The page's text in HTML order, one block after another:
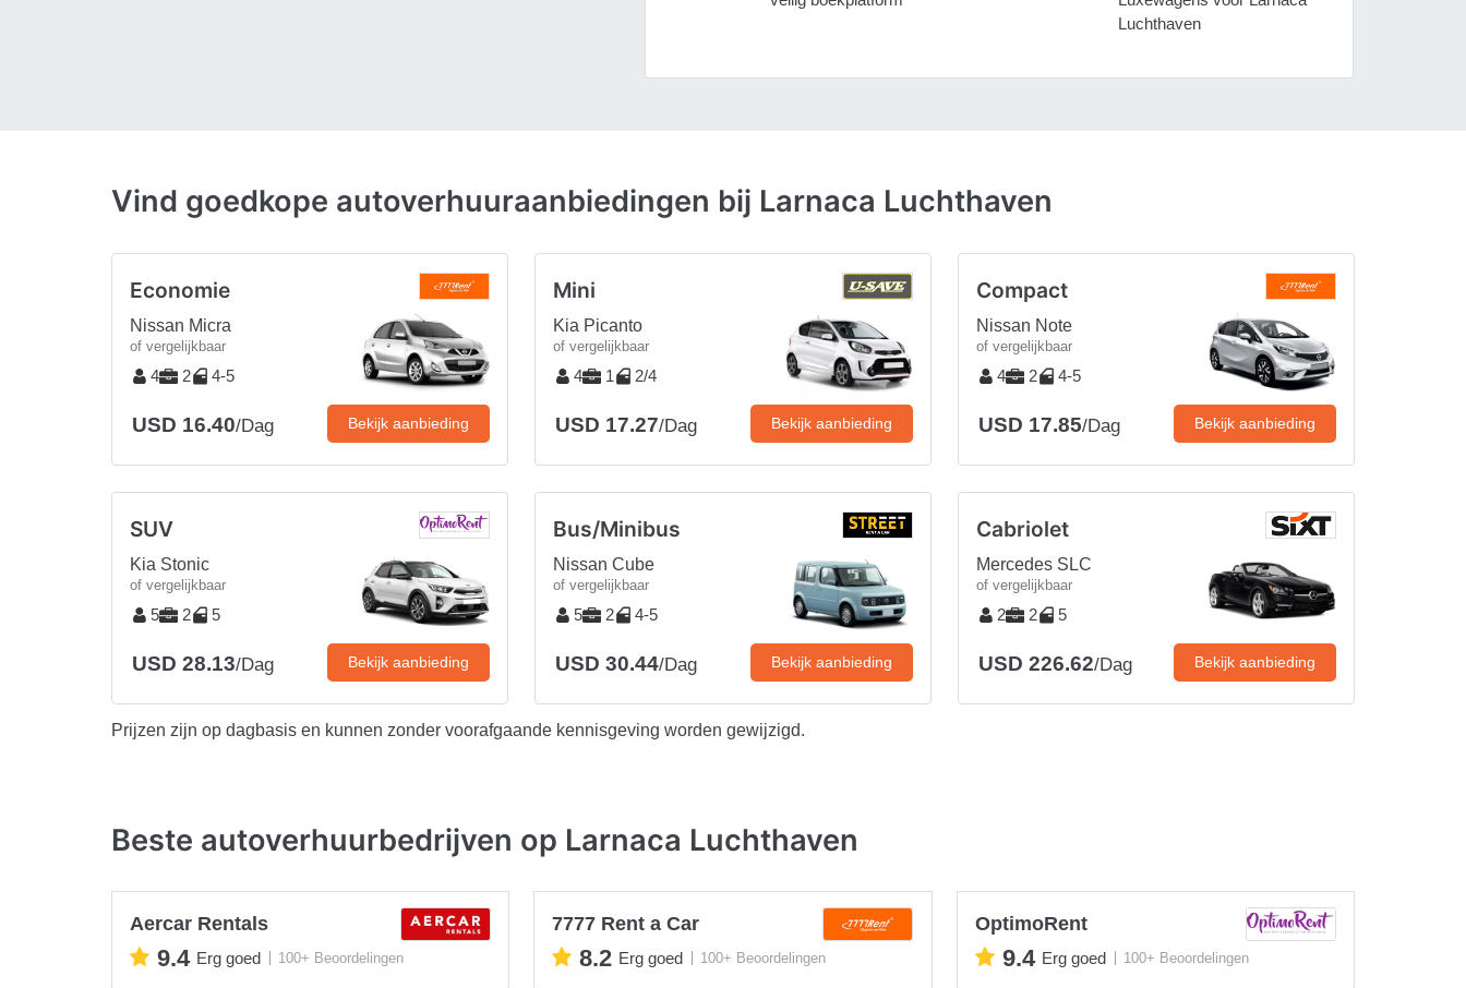
Luchthaven
Vind goedkope autoverhuuraanbiedingen bij Larnaca Luchthaven
Economie
Nissan Micra
of vergelijkbaar
4 2 4-5
USD 16.40/Dag Bekijk aanbieding
Mini
Kia Picanto
of vergelijkbaar
4 1 2/4
USD 17.27/Dag Bekijk aanbieding
Compact
Nissan Note
of vergelijkbaar
4 2 4-5
USD 17.85/Dag Bekijk aanbieding
SUV
Kia Stonic
of vergelijkbaar
5 2 5
USD 28.13/Dag Bekijk aanbieding
Bus/Minibus
Nissan Cube
of vergelijkbaar
5 2 4-5
USD 30.44/Dag Bekijk aanbieding
Cabriolet
Mercedes SLC
of vergelijkbaar
2 2 5
USD 226.62/Dag Bekijk aanbieding
Prijzen zijn op dagbasis en kunnen zonder voorafgaande kennisgeving worden gewijzigd.
Beste autoverhuurbedrijven op Larnaca Luchthaven
Aercar Rentals
9.4 Erg goed 100+ Beoordelingen
7777 Rent a Car
8.2 Erg goed 100+ Beoordelingen
OptimoRent
9.4 Erg goed 100+ Beoordelingen